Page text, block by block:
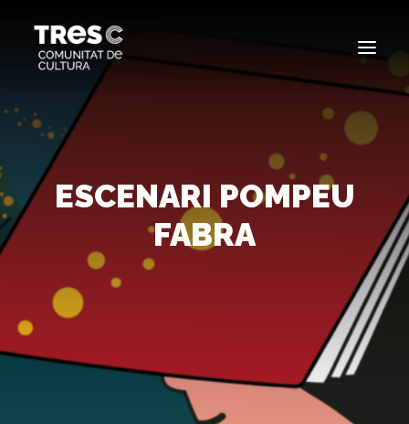
EDICIONS ANTERIORS
ESCENARI POMPEU
FABRA